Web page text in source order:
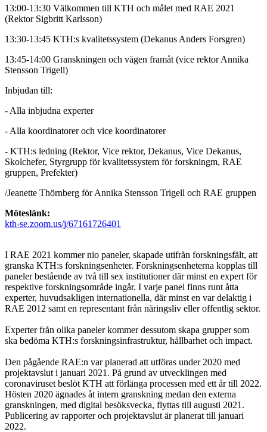
13:00-13:30 Välkommen till KTH och målet med RAE 2021
(Rektor Sigbritt Karlsson)
13:30-13:45 KTH:s kvalitetssystem (Dekanus Anders Forsgren)
13:45-14:00 Granskningen och vägen framåt (vice rektor Annika
Stensson Trigell)
Inbjudan till:
- Alla inbjudna experter
- Alla koordinatorer och vice koordinatorer
- KTH:s ledning (Rektor, Vice rektor, Dekanus, Vice Dekanus,
Skolchefer, Styrgrupp för kvalitetssystem för forskningm, RAE
gruppen, Prefekter)
/Jeanette Thörnberg för Annika Stensson Trigell och RAE gruppen
Möteslänk:
kth-se.zoom.us/j/67161726401
I RAE 2021 kommer nio paneler, skapade utifrån forskningsfält, att
granska KTH:s forskningsenheter. Forskningsenheterna kopplas till
paneler bestående av två till sex institutioner där minst en expert för
respektive forskningsområde ingår. I varje panel finns runt åtta
experter, huvudsakligen internationella, där minst en var delaktig i
RAE 2012 samt en representant från näringsliv eller offentlig sektor.
Experter från olika paneler kommer dessutom skapa grupper som
ska bedöma KTH:s forskningsinfrastruktur, hållbarhet och impact.
Den pågående RAE:n var planerad att utföras under 2020 med
projektavslut i januari 2021. På grund av utvecklingen med
coronaviruset beslöt KTH att förlänga processen med ett år till 2022.
Hösten 2020 ägnades åt intern granskning medan den externa
granskningen, med digital besöksvecka, flyttas till augusti 2021.
Publicering av rapporter och projektavslut är planerat till januari
2022.